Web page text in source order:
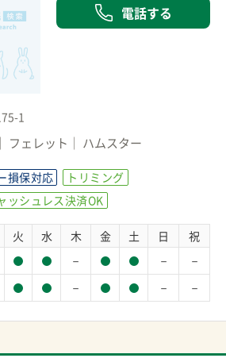
電話する
1
フェレット ハムスター
損保対応
トリミング
ッシュレス決済OK
火 水 木 金 土 日 祝
－ － －
－ － －